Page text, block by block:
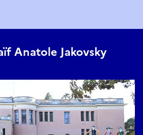
Anatole Jakovsky